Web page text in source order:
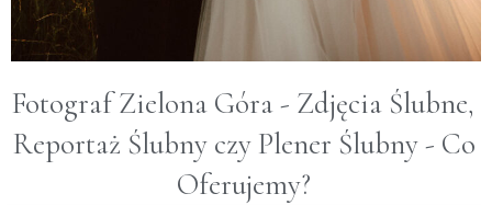
Fotograf Zielona Góra - Zdjęcia Ślubne,
Reportaż Ślubny czy Plener Ślubny - Co
Oferujemy?